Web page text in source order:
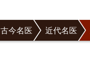
古今名医 近代名医